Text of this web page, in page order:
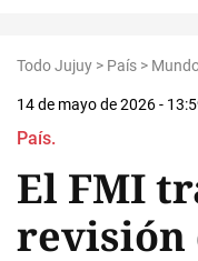
Todo Jujuy > País >
14 de mayo de 2026 -
País.
El FMI
revisión